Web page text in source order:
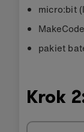
micro:bit
pakiet
Krok